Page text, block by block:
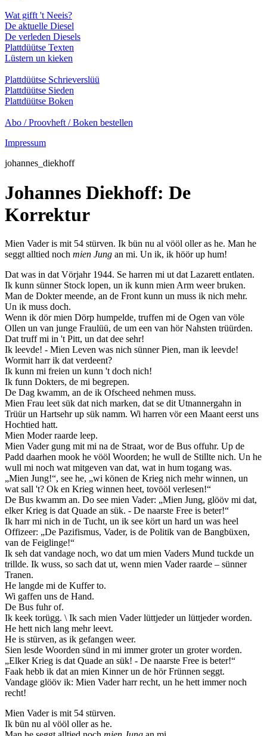
Wat gifft 't Neeis?
De aktuelle Diesel
De verleden Diesels
Plattdüütse Texten
Lüstern un kieken
Plattdüütse Schrieverslüü
Plattdüütse Sieden
Plattdüütse Boken
Abo / Proovheft / Boken bestellen
Impressum
johannes_diekhoff
Johannes Diekhoff: De
Korrektur
Mien Vader is mit 54 stürven. Ik bün nu al vööl oller as he. Man he
seggt alltied noch mien Jung an mi. Un ik, ik höör up hum!
Dat was in dat Vörjahr 1944. Se harren mi ut dat Lazarett entlaten.
Ik kunn sünner Stock lopen, un ik kunn mien Arm weer bruken.
Man de Dokter meende, an de Front kunn un muss ik nich mehr.
Un ik muss doch.
Wenn ik dör mien Dörp humpelde, truffen mi de Ogen van völe
Ollen un van junge Fraulüü, de um een van hör Nahsten trüürden.
Dat truff mi in 't Pitt, un dat dee sehr!
Ik leevde! - Mien Leven was nich sünner Pien, man ik leevde!
Wormit harr ik dat verdeent?
Ik kunn mi freien un kunn 't doch nich!
Ik funn Dokters, de mi begrepen.
De Dag kwamm, an de ik Ofscheed nehmen muss.
Mien Frau leet sük dat nich marken, dat se dit Utnannergahn in
Trüür un Hartsehr up sük namm. Wi harren vör een Maant eerst uns
Hochtied hatt.
Mien Moder raarde leep.
Mien Vader gung mit mi na de Straat, wor de Bus offuhr. Up de
Padd daarhen mook he vööl Woorden; he wull de Stillte nich. Un he
wull mi noch wat mitgeven van dat, wat in hum togang was.
„Mien Jung!“, see he, „wi könen de Krieg nich mehr winnen, un
wat sall 't? Ok en Krieg winnen heet, tovööl verlesen!“
De Bus kwamm an. Do see mien Vader: „Mien Jung, glööv mi dat,
elker Krieg is dat Quade an sük. - De naarste Free is beter!“
Ik harr mi nich in de Tucht, un ik see kört un hard un was heel
Offizeer: „De Pazifismus, Vader, is de Politik van de Bangbüxen,
van de Feiglinge!“
Ik seh dat vandage noch, wo dat um mien Vaders Mund tuckde un
trillde. Ik wuss, so sach dat ut, wenn mien Vader raarde – sünner
Tranen.
He langde mi de Kuffer to.
Wi gaffen uns de Hand.
De Bus fuhr of.
Ik keek torügg. \ Ik sach mien Vader lüttjeder un lüttjeder worden.
He hett nich lang mehr leevt.
He is stürven, as ik gefangen weer.
Sien lesde Woorden sünd in mi immer groter un groter worden.
„Elker Krieg is dat Quade an sük! - De naarste Free is beter!“
Faak hebb ik dat an mien Kinner un de hör Frünnen seggt.
Vandage glööv ik: Mien Vader harr recht, un he hett immer noch
recht!
Mien Vader is mit 54 stürven.
Ik bün nu al vööl oller as he.